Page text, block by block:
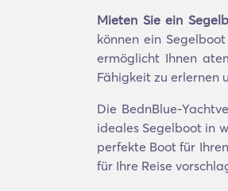
Mieten Sie ein
können ein
ermöglicht Ihnen
Fähigkeit zu erlernen
Die BednBlue-
ideales Segelboot in
perfekte Boot für
für Ihre Reise